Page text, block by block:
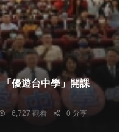
6,727 觀看 0 分享